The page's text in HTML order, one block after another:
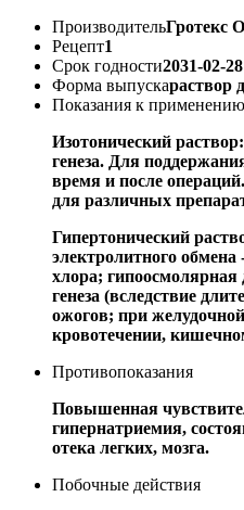
ПроизводительГротекс
Рецепт1
Срок годности2031-02-28
Форма выпускараствор
Показания к применению
Изотонический
генеза. Для
время и после
для различных
Гипертонический
электролитного
хлора; гипоосмолярная
генеза (вследствие
ожогов; при
кровотечении,
Противопоказания
Повышенная
гипернатриемия,
отека легких, мозга.
Побочные действия